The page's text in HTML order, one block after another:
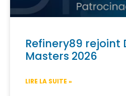
Refinery89 rejoint
Masters 2026
LIRE LA SUITE »